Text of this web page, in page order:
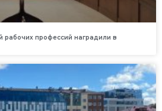
рабочих профессий наградили в